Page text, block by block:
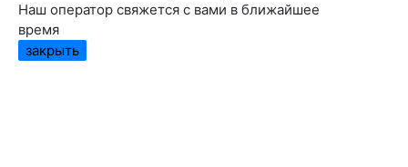
Наш оператор свяжется с вами в ближайшее
время
закрыть